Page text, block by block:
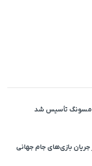
تأسیس شد
بازی‌های جام جهانی